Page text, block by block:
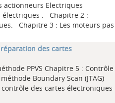
actionneurs Electriques
électriques . Chapitre 2 :
Chapitre 3 : Les moteurs pas
des cartes
PPVS Chapitre 5 : Contrôle
Boundary Scan (JTAG)
des cartes électroniques